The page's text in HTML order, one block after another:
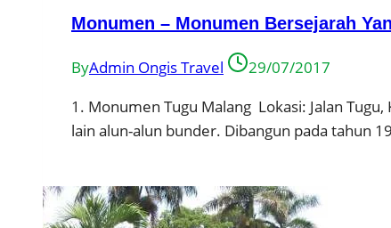
Monumen – Monumen Bersejarah
ByAdmin Ongis Travel
29/07/2017
1. Monumen Tugu Malang Lokasi: Jalan
lain alun-alun bunder. Dibangun pada tahun